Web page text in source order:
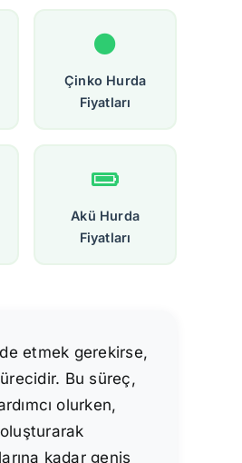
Çinko Hurda
Fiyatları
Akü Hurda
Fiyatları
etmek gerekirse,
Bu süreç,
olurken,
kadar geniş